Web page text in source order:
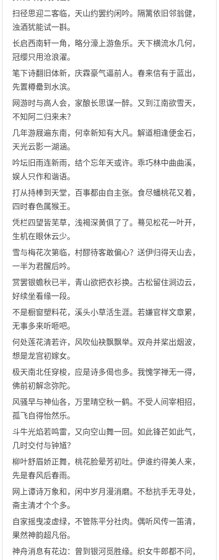
扫径思迎二客临，天山约罢约闲吟。隔篱依旧邻翁健，
浊酒犹能试一斟。
长启西南轩一角，略分濠上游鱼乐。天下横流水几何，
冠缨只用沧浪濯。
笔下诗翻旧体新，庆霖豪气逼前人。春来信有于蓝出，
先置樽罍到水滨。
网游时与高人会，家酿长思谋一醉。又到江南欲雪天，
不知阿二归来未？
几年游屐遍东南，何幸新知有大凡。解道相逢便金石，
天光云影一湖涵。
吟坛旧雨连新雨，结个忘年天或许。乖巧林中曲曲溪，
娱人只作和谐语。
打从持棒到天堂，百事都由自主张。食尽蟠桃花又着，
四时春色属猴王。
凭栏四望皆芜草，浅褐深黄俱了了。蓦见松花一叶开，
生机在眼休云少。
雪与梅花次第临，村醪待客敢偏心？送伊归得天山去，
一半为君醒后吟。
赏罢银蟾秋已半，青山欲把衣衫换。古松留住涧边云，
好续坐看缘一段。
不是橱窗塑料花，溪头小草活生涯。若嫌官样文章累，
无事多来听咂吧。
何处莲花清若许，风吹仙袂飘飘举。双舟并桨出烟波，
想是龙宫初嫁女。
极天南北任穿梭，应是诗多偈也多。我愧学禅无一得，
佛前初解念弥陀。
风骚早与神仙各，万里晴空秋一鹤。不受人间宰相招，
孤飞自得怡然乐。
斗牛光焰若鸣雷，又向空山舞一回。如此锋芒如此气，
几时交付与钟馗？
柳叶舒眉娇正舞，桃花脸晕芳初吐。伊谁约得美人来，
先是春风后春雨。
网上谭诗万象和，闲中岁月漫消磨。不愁抗手无寻处，
斋主清才个个多。
自家摇曳凌虚绿，不管陈平分社肉。偶听风传一笛清，
果然神韵超凡俗。
神舟消息有花边：曾到银河觅胜缘。织女牛郎都不问，